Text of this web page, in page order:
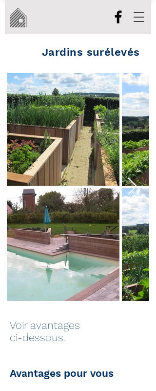
Jardins surélevés
Voir avantages
ci-dessous.
Avantages pour vous